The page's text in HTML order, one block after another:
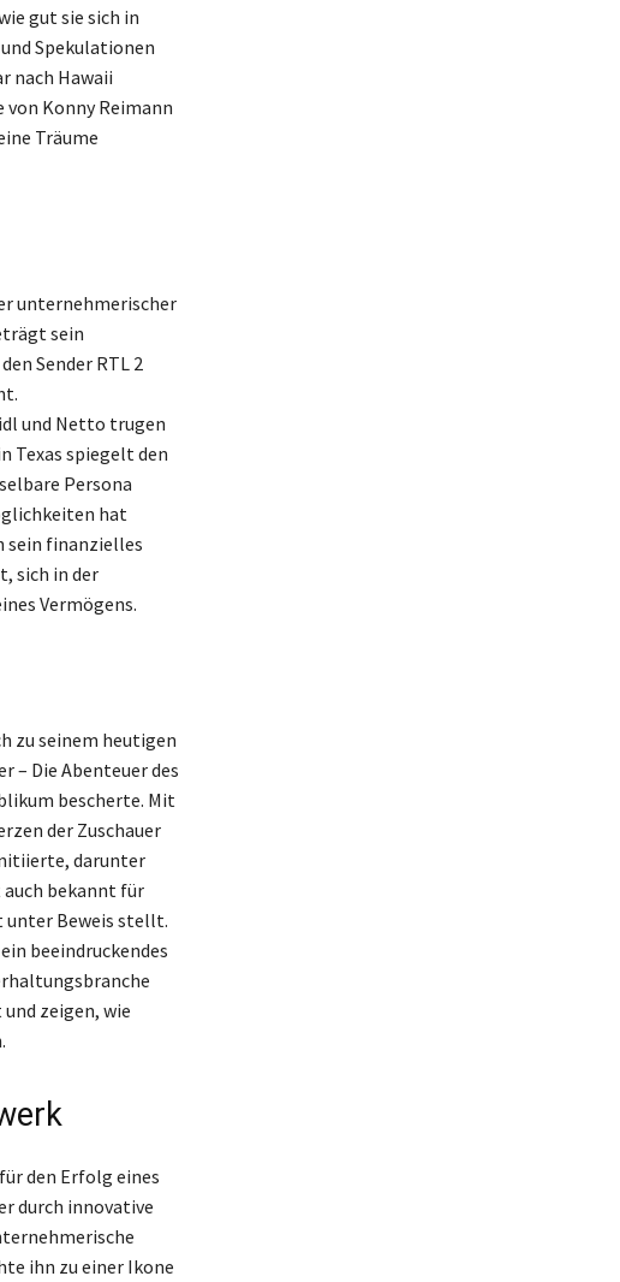
gut sie sich in
Spekulationen
nach Hawaii
von Konny Reimann
Träume
unternehmerischer
sein
Sender RTL 2
und Netto trugen
Texas spiegelt den
Persona
hat
sein finanzielles
sich in der
Vermögens.
zu seinem heutigen
– Die Abenteuer des
bescherte. Mit
der Zuschauer
darunter
bekannt für
unter Beweis stellt.
beeindruckendes
zeigen, wie
den Erfolg eines
durch innovative
ihn zu einer Ikone